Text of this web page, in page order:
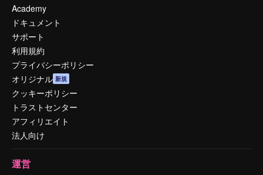
Academy
ドキュメント
サポート
利用規約
プライバシーポリシー
オリジナル 新規
クッキーポリシー
トラストセンター
アフィリエイト
法人向け
運営